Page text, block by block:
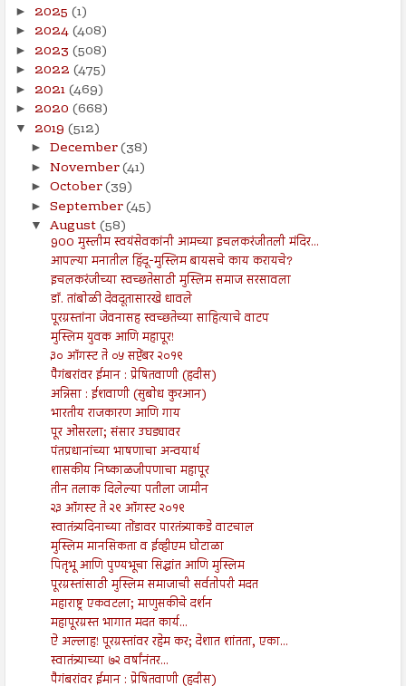
► 2025 (1)
► 2024(408)
► 2023 (508)
► 2022 (475)
► 2021(469)
► 2020 (668)
▼ 2019 (512)
► December(38)
► November(41)
► October(39)
► September(45)
▼ August(58)
900 मुस्लीम स्वयंसेवकांनी आमच्या इचलकरंजीतली मंदिर...
आपल्या मनातील हिंदू-मुस्लिम बायसचे काय करायचे?
इचलकरंजीच्या स्वच्छतेसाठी मुस्लिम समाज सरसावला
डॉ. तांबोळी देवदूतासारखे धावले
पूरग्रस्तांना जेवनासह स्वच्छतेच्या साहित्याचे वाटप
मुस्लिम युवक आणि महापूर!
३० ऑगस्ट ते ०५ सप्टेंबर २०१९
पैगंबरांवर ईमान : प्रेषितवाणी (हदीस)
अन्निसा : ईशवाणी (सुबोध कुरआन)
भारतीय राजकारण आणि गाय
पूर ओसरला; संसार उघड्यावर
पंतप्रधानांच्या भाषणाचा अन्वयार्थ
शासकीय निष्काळजीपणाचा महापूर
तीन तलाक दिलेल्या पतीला जामीन
२३ ऑगस्ट ते २९ ऑगस्ट २०१९
स्वातंत्र्यदिनाच्या तोंडावर पारतंत्र्याकडे वाटचाल
मुस्लिम मानसिकता व ईव्हीएम घोटाळा
पितृभू आणि पुण्यभूचा सिद्धांत आणि मुस्लिम
पूरग्रस्तांसाठी मुस्लिम समाजाची सर्वतोपरी मदत
महाराष्ट्र एकवटला; माणुसकीचे दर्शन
महापूरग्रस्त भागात मदत कार्य...
ऐ अल्लाह! पूरग्रस्तांवर रहेम कर; देशात शांतता, एका...
स्वातंत्र्याच्या ७२ वर्षांनंतर...
पैगंबरांवर ईमान : प्रेषितवाणी (हदीस)